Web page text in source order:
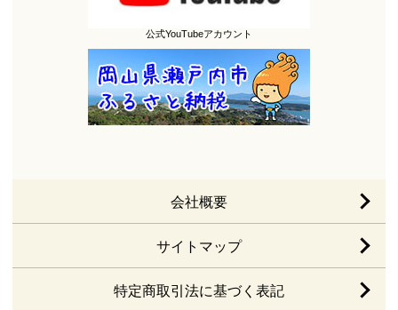
公式YouTubeアカウント
会社概要
サイトマップ
特定商取引法に基づく表記